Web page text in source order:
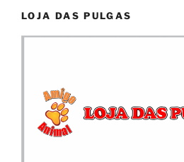
LOJA DAS PULGAS